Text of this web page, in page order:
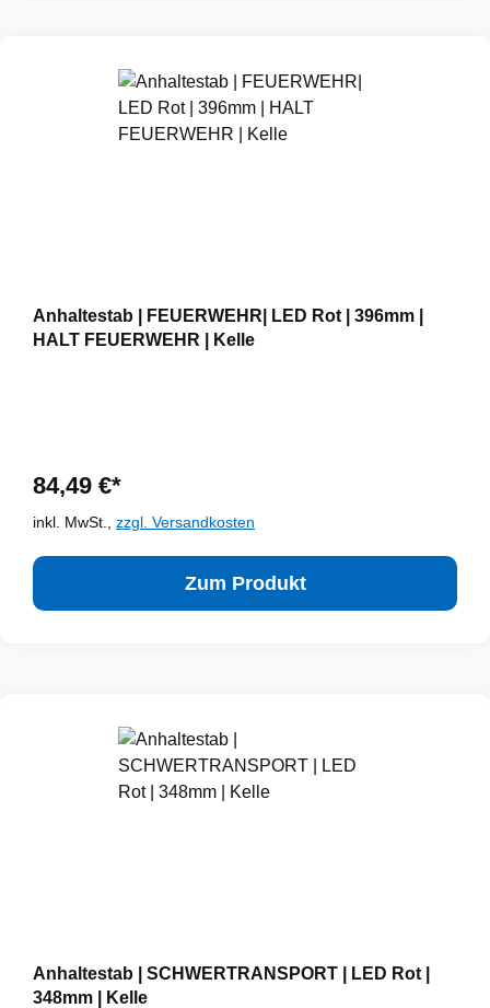
Anhaltestab | FEUERWEHR| LED Rot | 396mm |
HALT FEUERWEHR | Kelle
84,49 €*
inkl. MwSt., zzgl. Versandkosten
Zum Produkt
Anhaltestab | SCHWERTRANSPORT | LED Rot |
348mm | Kelle